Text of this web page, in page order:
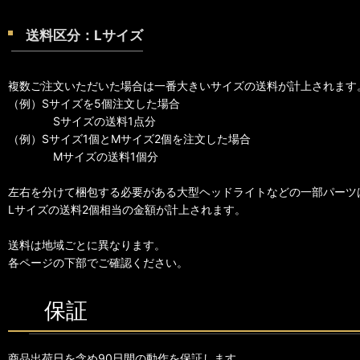
送料区分：Lサイズ
複数ご注文いただいた場合は一番大きいサイズの送料が計上されます
（例）Sサイズを5個注文した場合
Sサイズの送料1点分
（例）Sサイズ1個とMサイズ2個を注文した場合
Mサイズの送料1個分
左右を分けて梱包する必要がある大型ヘッドライトなどの一部パーツ
Lサイズの送料2個相当の金額が計上されます。
送料は地域ごとに異なります。
各ページの下部でご確認ください。
保証